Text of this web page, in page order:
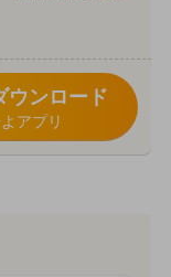
ウンロード
アプリ